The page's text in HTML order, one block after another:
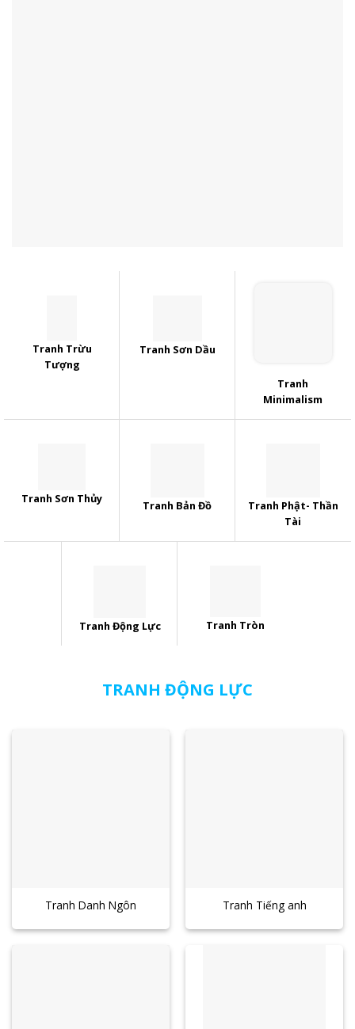
Tranh Trừu
Tượng
Tranh Sơn Dầu
Tranh
Minimalism
Tranh Sơn Thủy
Tranh Bản Đồ
Tranh Phật- Thần
Tài
Tranh Động Lực Tranh Tròn
TRANH ĐỘNG LỰC
Tranh Danh Ngôn Tranh Tiếng anh